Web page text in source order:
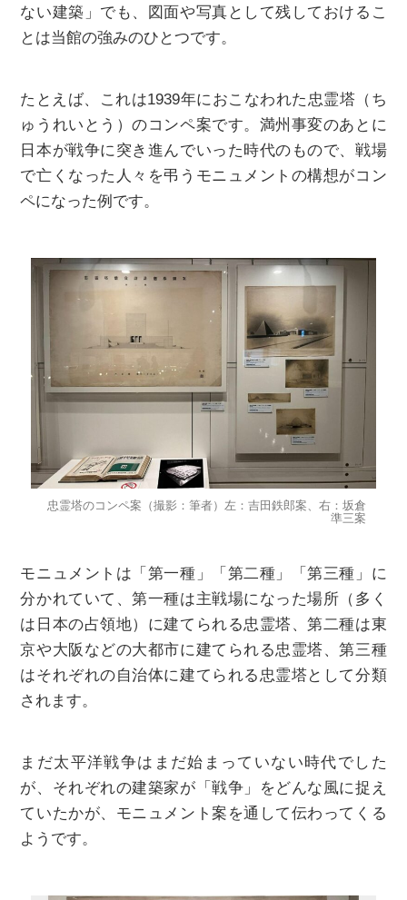
ない建築」でも、図⾯や写真として残しておけるこ
とは当館の強みのひとつです。
たとえば、これは1939年におこなわれた忠霊塔（ち
ゅうれいとう）のコンペ案です。満州事変のあとに
日本が戦争に突き進んでいった時代のもので、戦場
で亡くなった人々を弔うモニュメントの構想がコン
ペになった例です。
忠霊塔のコンペ案（撮影：筆者）左：吉田鉄郎案、右：坂倉
準三案
モニュメントは「第一種」「第二種」「第三種」に
分かれていて、第一種は主戦場になった場所（多く
は日本の占領地）に建てられる忠霊塔、第二種は東
京や大阪などの⼤都市に建てられる忠霊塔、第三種
はそれぞれの⾃治体に建てられる忠霊塔として分類
されます。
まだ太平洋戦争はまだ始まっていない時代でした
が、それぞれの建築家が「戦争」をどんな⾵に捉え
ていたかが、モニュメント案を通して伝わってくる
ようです。